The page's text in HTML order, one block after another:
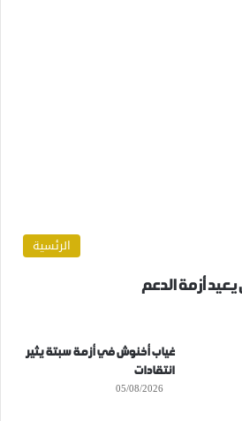
الرئسية
يعيد أزمة الدعم
غياب أخنوش في أزمة سبتة يثير
انتقادات
05/08/2026